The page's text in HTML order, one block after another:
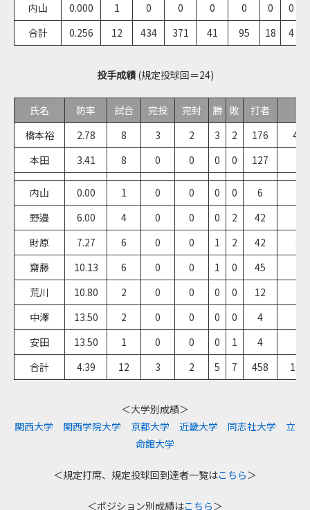
内山
0.000 1 0 0 0 0 0
0
合計
0.256 12 434 371 41 95 18 4
投手成績(規定投球回＝24)
氏名 防率 試合 完投 完封 勝 敗 打者
橋本裕
2.78 8 3 2 3 2 176
45
本田
3.41 8 0 0 0 0 127
内山 0.00 1 0 0 0 0 6
野邉
6.00 4 0 0 0 2 42
財原
7.27 6 0 0 1 2 42
8
齋藤
10.13 6 0 0 1 0 45
荒川
10.80 2 0 0 0 0 12
中澤
13.50 2 0 0 0 0 4
安田
13.50 1 0 0 0 1 4
合計
4.39 12 3 2 5 7 458 104
＜大学別成績＞
関西大学
関西学院大学 京都大学 近畿大学 同志社大学
立
命館大学
＜規定打席、規定投球回到達者一覧はこちら＞
＜ポジション別成績はこちら＞